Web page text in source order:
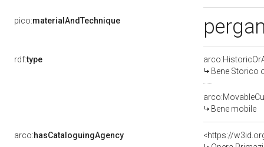
pico:materialAndTechnique
rdf:type
Bene Storico
Bene mobile
arco:hasCataloguingAgency
<https://